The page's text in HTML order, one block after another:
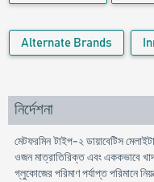
Alternate Brands
নির্দেশনা
মেটফরমিন টাইপ-২ ডায়াবেটিস
ওজন মাত্রাতিরিক্ত এবং এককভাবে
গ্লুকোজের পরিমাণ পর্যাপ্ত পরিমানে